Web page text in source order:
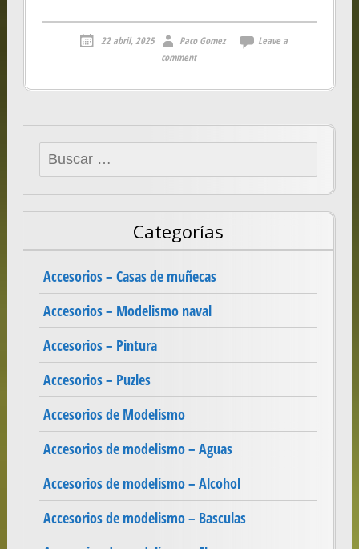
22 abril, 2025 Paco Gomez
Leave a
comment
Buscar:
Categorías
Accesorios – Casas de muñecas
Accesorios – Modelismo naval
Accesorios – Pintura
Accesorios – Puzles
Accesorios de Modelismo
Accesorios de modelismo – Aguas
Accesorios de modelismo – Alcohol
Accesorios de modelismo – Basculas